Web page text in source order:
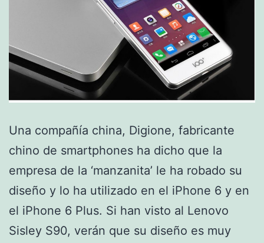
Una compañía china, Digione, fabricante
chino de smartphones ha dicho que la
empresa de la ‘manzanita’ le ha robado su
diseño y lo ha utilizado en el iPhone 6 y en
el iPhone 6 Plus. Si han visto al Lenovo
Sisley S90, verán que su diseño es muy